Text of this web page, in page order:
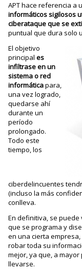
APT hace referencia a
informáticos sigilosos
ciberataque que se
puntual que dura solo
El objetivo
principales
infiltrase en un
sistema o red
informáticapara,
una vez logrado,
quedarse ahí
durante un
período
prolongado.
Todo este
tiempo, los
ciberdelincuentes
(incluso la más
conlleva.
En definitiva, se puede
que se programa y
en una cierta
robar toda su
mejor, ya que, a
llevarse.